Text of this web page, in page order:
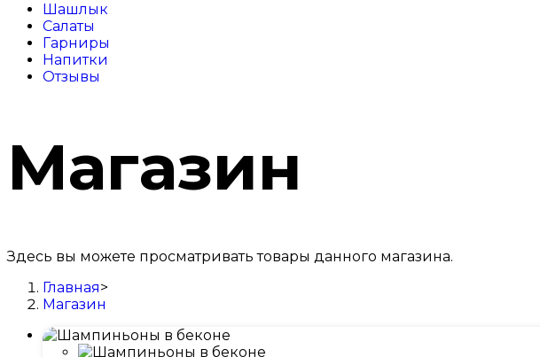
Шашлык
Салаты
Гарниры
Напитки
Отзывы
Магазин
Здесь вы можете просматривать товары данного магазина.
Главная>
Магазин